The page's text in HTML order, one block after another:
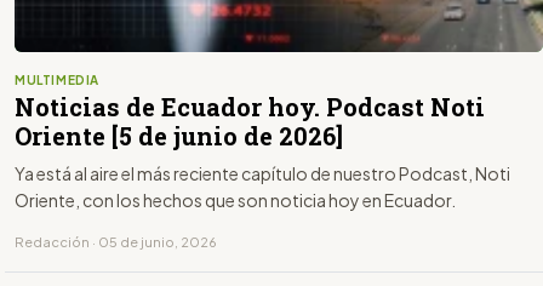
MULTIMEDIA
Noticias de Ecuador hoy. Podcast Noti
Oriente [5 de junio de 2026]
Ya está al aire el más reciente capítulo de nuestro Podcast, Noti
Oriente, con los hechos que son noticia hoy en Ecuador.
Redacción · 05 de junio, 2026